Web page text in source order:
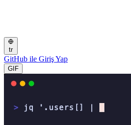
tr
GitHub ile Giriş Yap
GIF